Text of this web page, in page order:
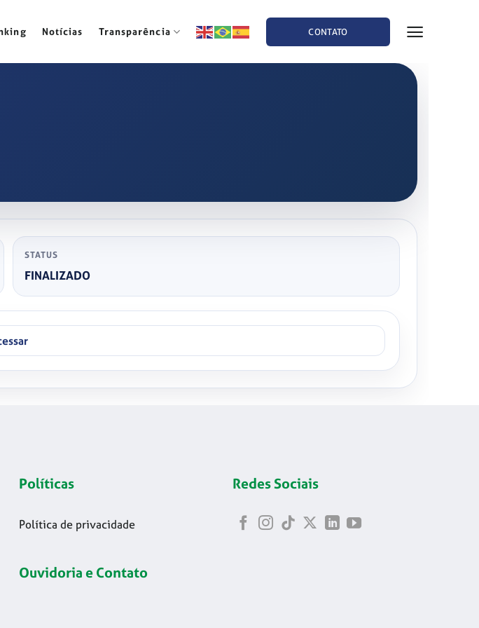
Notícias Transparência CONTATO
STATUS
FINALIZADO
Políticas
Política de privacidade
Ouvidoria e Contato
Redes Sociais